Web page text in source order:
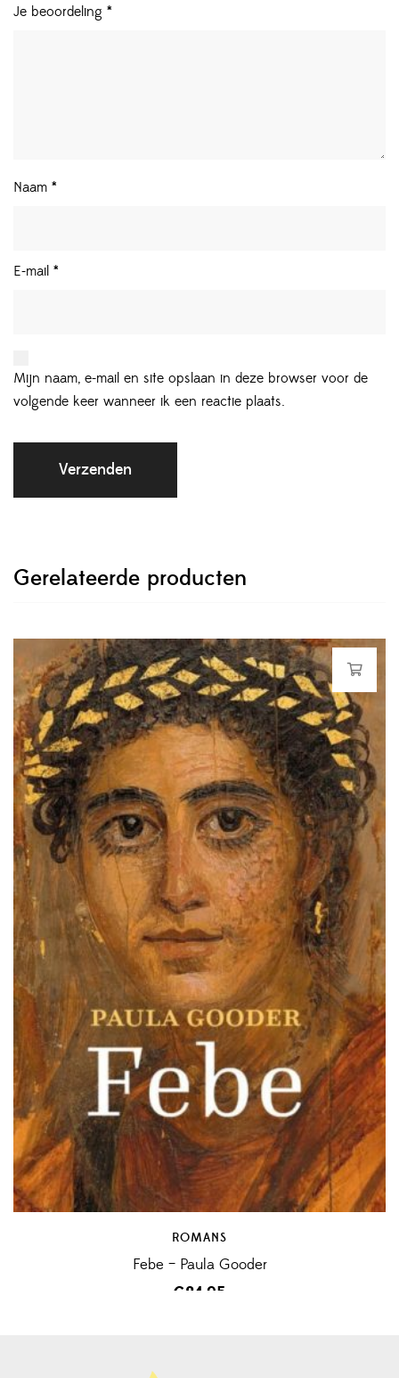
Je beoordeling *
Naam *
E-mail *
Mijn naam, e-mail en site opslaan in deze browser voor de
volgende keer wanneer ik een reactie plaats.
Gerelateerde producten
ROMANS
Febe – Paula Gooder
€24,95